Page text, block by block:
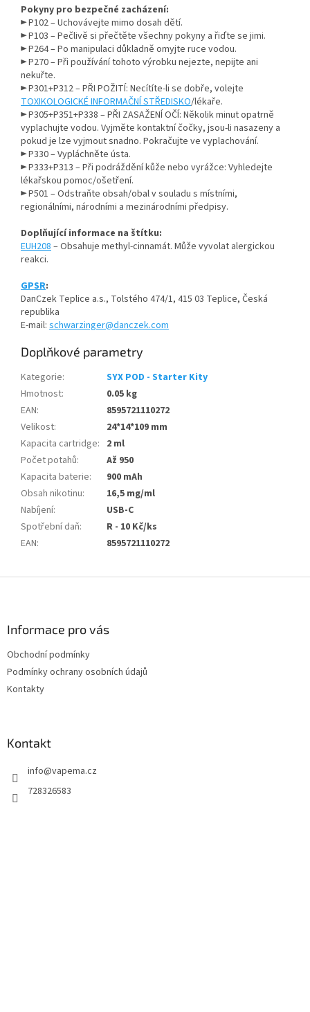
Pokyny pro bezpečné zacházení:
► P102 – Uchovávejte mimo dosah dětí.
► P103 – Pečlivě si přečtěte všechny pokyny a řiďte se jimi.
► P264 – Po manipulaci důkladně omyjte ruce vodou.
► P270 – Při používání tohoto výrobku nejezte, nepijte ani
nekuřte.
► P301+P312 – PŘI POŽITÍ: Necítíte-li se dobře, volejte
TOXIKOLOGICKÉ INFORMAČNÍ STŘEDISKO/lékaře.
► P305+P351+P338 – PŘI ZASAŽENÍ OČÍ: Několik minut opatrně
vyplachujte vodou. Vyjměte kontaktní čočky, jsou-li nasazeny a
pokud je lze vyjmout snadno. Pokračujte ve vyplachování.
► P330 – Vypláchněte ústa.
► P333+P313 – Při podráždění kůže nebo vyrážce: Vyhledejte
lékařskou pomoc/ošetření.
► P501 – Odstraňte obsah/obal v souladu s místními,
regionálními, národními a mezinárodními předpisy.
Doplňující informace na štítku:
EUH208 – Obsahuje methyl-cinnamát. Může vyvolat alergickou
reakci.
GPSR:
DanCzek Teplice a.s., Tolstého 474/1, 415 03 Teplice, Česká
republika
E-mail: schwarzinger@danczek.com
Doplňkové parametry
Kategorie:
SYX POD - Starter Kity
Hmotnost:
0.05 kg
EAN:
8595721110272
Velikost:
24*14*109 mm
Kapacita cartridge: 2 ml
Počet potahů:
Až 950
Kapacita baterie:
900 mAh
Obsah nikotinu:
16,5 mg/ml
Nabíjení:
USB-C
Spotřební daň:
R - 10 Kč/ks
EAN: 8595721110272
Informace pro vás
Obchodní podmínky
Podmínky ochrany osobních údajů
Kontakty
Kontakt
info@vapema.cz
728326583